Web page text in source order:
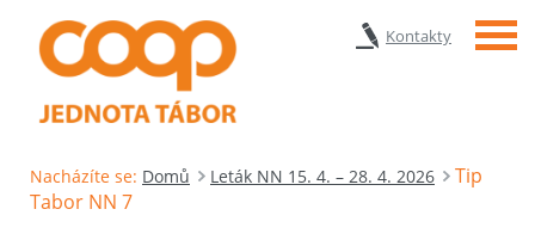
Kontakty Menu
Nacházíte se: Domů Leták NN 15. 4. – 28. 4. 2026
Tip
Tabor NN 7